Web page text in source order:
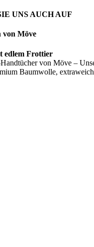
UNS AUCH AUF
von Möve
edlem Frottier
von Möve –
Baumwolle,